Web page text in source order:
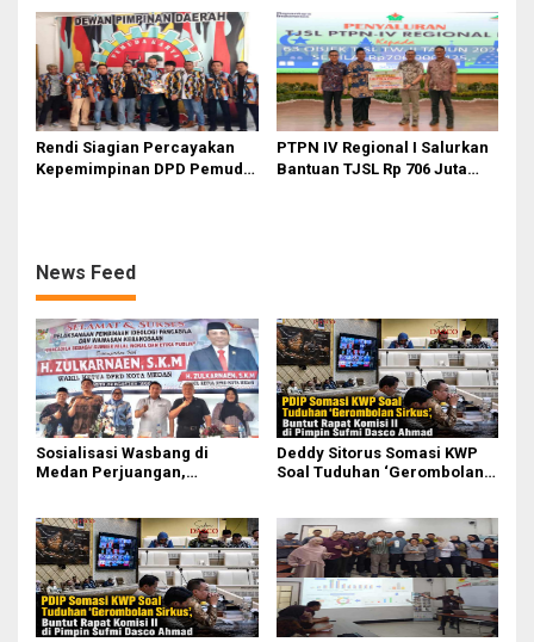
II Dipimpin Sufmi Dasco
Ahmad
Pasifik Medan Industri
Rendi Siagian Percayakan
Kepemimpinan DPD Pemuda
PTPN IV Regional I Salurkan
Bantuan TJSL Rp 706 Juta
News Feed
Sosialisasi Wasbang di
Medan Perjuangan,
Anak
Deddy Sitorus Somasi KWP
Soal Tuduhan ‘Gerombolan
Ahmad